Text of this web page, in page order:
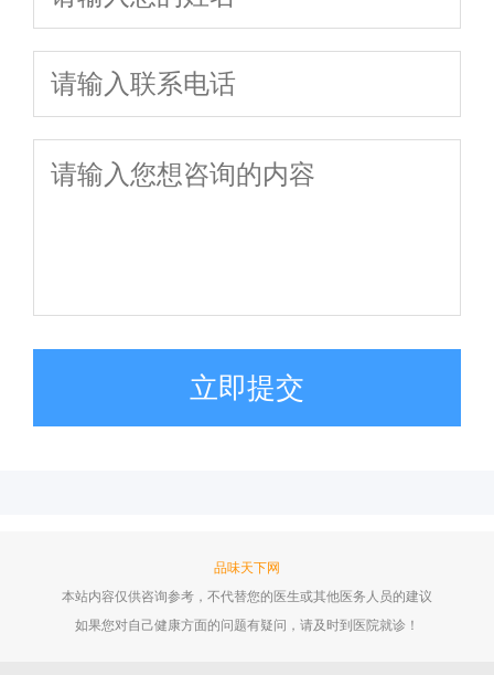
立即提交
品味天下网
本站内容仅供咨询参考，不代替您的医生或其他医务人员的建议
如果您对自己健康方面的问题有疑问，请及时到医院就诊！